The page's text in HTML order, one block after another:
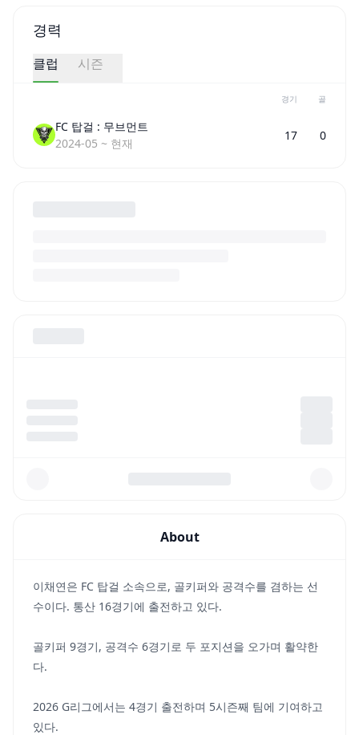
경력
클럽 시즌
경기 골
FC 탑걸 : 무브먼트
2024-05 ~ 현재
17 0
About
이채연은 FC 탑걸 소속으로, 골키퍼와 공격수를 겸하는 선
수이다. 통산 16경기에 출전하고 있다.
골키퍼 9경기, 공격수 6경기로 두 포지션을 오가며 활약한
다.
2026 G리그에서는 4경기 출전하며 5시즌째 팀에 기여하고
있다.